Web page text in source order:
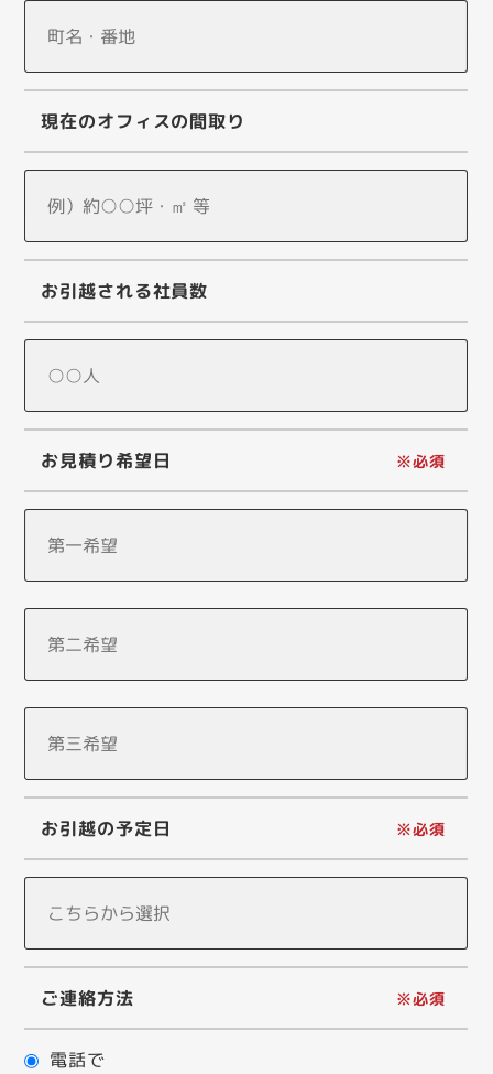
現在のオフィスの間取り
お引越される社員数
お見積り希望日
お引越の予定日
ご連絡方法
電話で